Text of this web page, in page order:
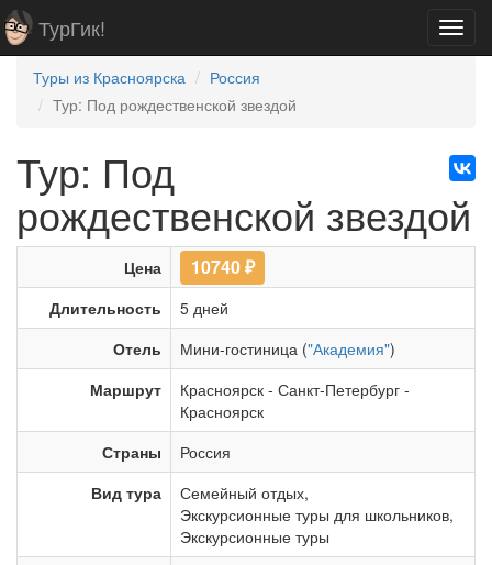
ТурГик!
Туры из Красноярска
Россия
Тур: Под рождественской звездой
Тур: Под
рождественской звездой
Цена 10740₽
Длительность
5 дней
Отель
Мини-гостиница ("Академия")
Маршрут
Красноярск - Санкт-Петербург -
Красноярск
Страны
Россия
Вид тура
Семейный отдых,
Экскурсионные туры для школьников,
Экскурсионные туры